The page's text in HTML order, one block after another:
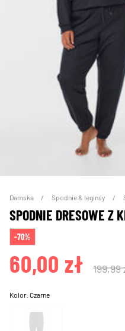
Damska Spodnie & leginsy
SPODNIE DRESOWE Z
-70%
60,00 zł 199,99
Kolor:Czarne